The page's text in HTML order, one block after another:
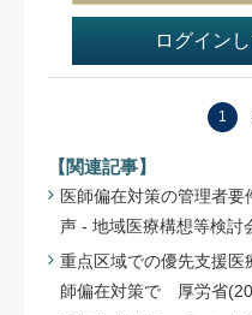
ログイン
1
【関連記事】
医師偏在対策の管理者
声 - 地域医療構想等検討
重点区域での優先支援
師偏在対策で 厚労省